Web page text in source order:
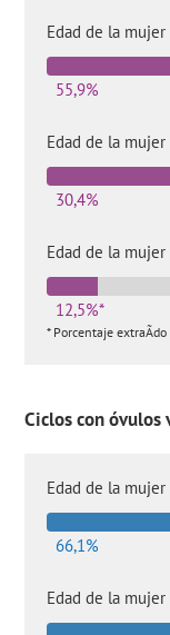
Edad de la
55,9%
Edad de la
30,4%
Edad de la
12,5%*
* Porcentaje
Ciclos con óvulos
Edad de la
66,1%
Edad de la